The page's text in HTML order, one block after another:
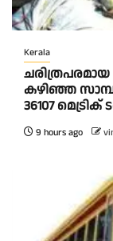
Kerala
കഴിഞ്ഞ
36107
9 hours ago